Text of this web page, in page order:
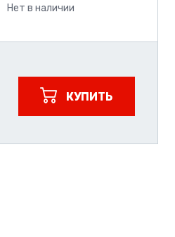
Нет в наличии
КУПИТЬ